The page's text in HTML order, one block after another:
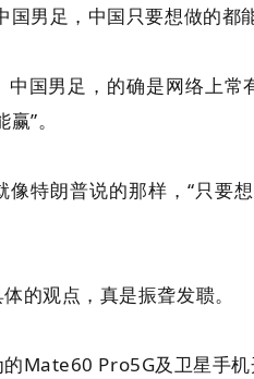
国男足，中国只要想做的都
国男足，的确是网络上常
”。
特朗普说的那样，“只要
的观点，真是振聋发聩。
Mate60 Pro5G及卫星手机